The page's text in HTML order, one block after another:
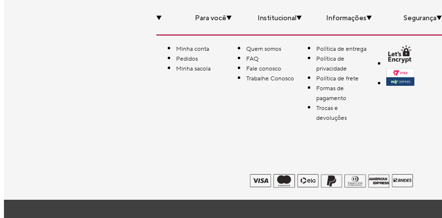
Para você
Minha conta
Pedidos
Minha sacola
Institucional
Quem somos
FAQ
Fale conosco
Trabalhe Conosco
Informações
Política de entrega
Política de
privacidade
Política de frete
Formas de
pagamento
Trocas e
devoluções
Segurança